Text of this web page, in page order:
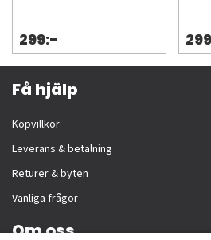
299:-
Få hjälp
Köpvillkor
Leverans & betalning
Returer & byten
Vanliga frågor
Om oss